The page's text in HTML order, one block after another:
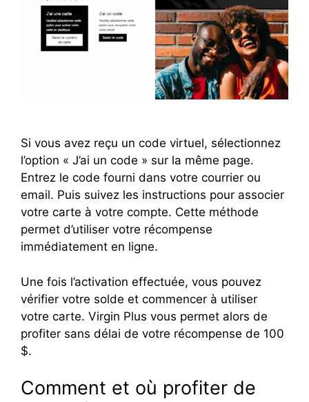
Si vous avez reçu un code virtuel, sélectionnez
l’option « J’ai un code » sur la même page.
Entrez le code fourni dans votre courrier ou
email. Puis suivez les instructions pour associer
votre carte à votre compte. Cette méthode
permet d’utiliser votre récompense
immédiatement en ligne.
Une fois l’activation effectuée, vous pouvez
vérifier votre solde et commencer à utiliser
votre carte. Virgin Plus vous permet alors de
profiter sans délai de votre récompense de 100
$.
Comment et où profiter de